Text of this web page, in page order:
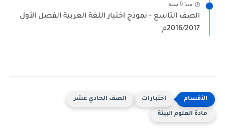
منذ 9 سنة
الصف التاسع - نموذج اختبار اللغة العربية الفصل الأول
2016/2017م
اختبارات الصف الحادي عشر
مادة العلوم البيئة